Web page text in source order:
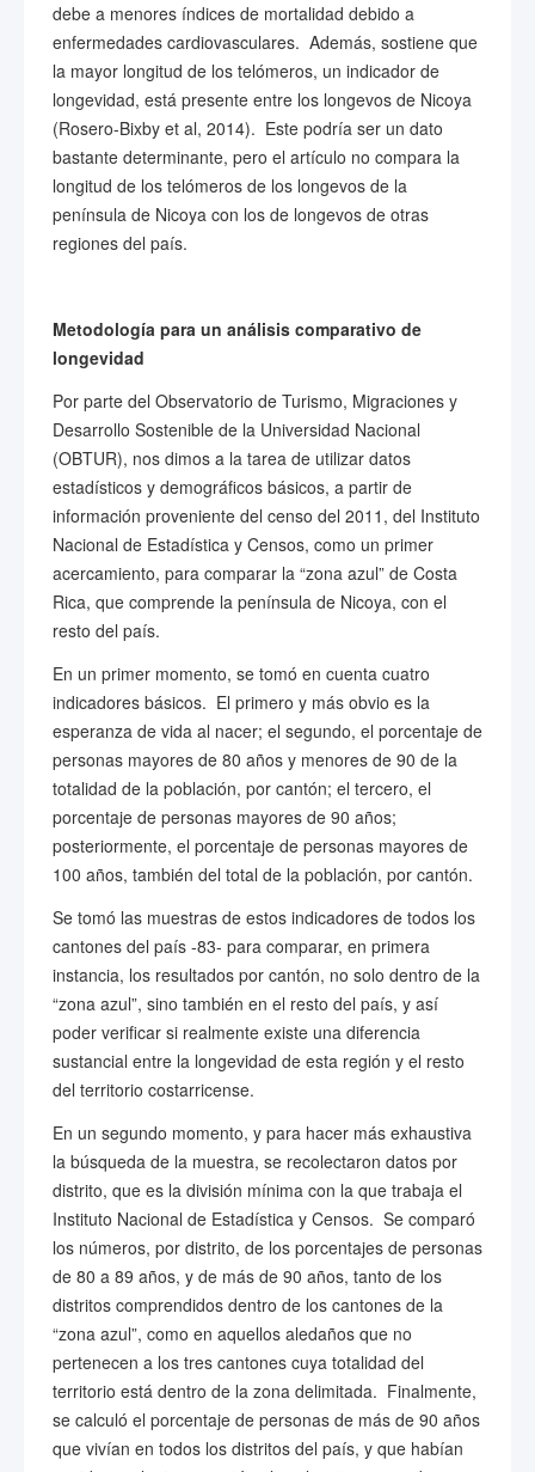
debe a menores índices de mortalidad debido a
enfermedades cardiovasculares. Además, sostiene que
la mayor longitud de los telómeros, un indicador de
longevidad, está presente entre los longevos de Nicoya
(Rosero-Bixby et al, 2014). Este podría ser un dato
bastante determinante, pero el artículo no compara la
longitud de los telómeros de los longevos de la
península de Nicoya con los de longevos de otras
regiones del país.
Metodología para un análisis comparativo de
longevidad
Por parte del Observatorio de Turismo, Migraciones y
Desarrollo Sostenible de la Universidad Nacional
(OBTUR), nos dimos a la tarea de utilizar datos
estadísticos y demográficos básicos, a partir de
información proveniente del censo del 2011, del Instituto
Nacional de Estadística y Censos, como un primer
acercamiento, para comparar la “zona azul” de Costa
Rica, que comprende la península de Nicoya, con el
resto del país.
En un primer momento, se tomó en cuenta cuatro
indicadores básicos. El primero y más obvio es la
esperanza de vida al nacer; el segundo, el porcentaje de
personas mayores de 80 años y menores de 90 de la
totalidad de la población, por cantón; el tercero, el
porcentaje de personas mayores de 90 años;
posteriormente, el porcentaje de personas mayores de
100 años, también del total de la población, por cantón.
Se tomó las muestras de estos indicadores de todos los
cantones del país -83- para comparar, en primera
instancia, los resultados por cantón, no solo dentro de la
“zona azul”, sino también en el resto del país, y así
poder verificar si realmente existe una diferencia
sustancial entre la longevidad de esta región y el resto
del territorio costarricense.
En un segundo momento, y para hacer más exhaustiva
la búsqueda de la muestra, se recolectaron datos por
distrito, que es la división mínima con la que trabaja el
Instituto Nacional de Estadística y Censos. Se comparó
los números, por distrito, de los porcentajes de personas
de 80 a 89 años, y de más de 90 años, tanto de los
distritos comprendidos dentro de los cantones de la
“zona azul”, como en aquellos aledaños que no
pertenecen a los tres cantones cuya totalidad del
territorio está dentro de la zona delimitada. Finalmente,
se calculó el porcentaje de personas de más de 90 años
que vivían en todos los distritos del país, y que habían